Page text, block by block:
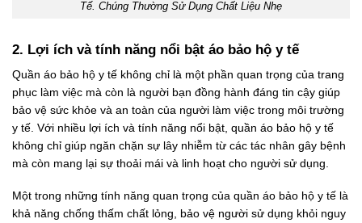
Tế. Chúng Thường Sử Dụng Chất Liệu Nhẹ
2. Lợi ích và tính năng nổi bật áo bảo hộ y tế
Quần áo bảo hộ y tế không chỉ là một phần quan trọng của trang
phục làm việc mà còn là người bạn đồng hành đáng tin cậy giúp
bảo vệ sức khỏe và an toàn của người làm việc trong môi trường
y tế. Với nhiều lợi ích và tính năng nổi bật, quần áo bảo hộ y tế
không chỉ giúp ngăn chặn sự lây nhiễm từ các tác nhân gây bệnh
mà còn mang lại sự thoải mái và linh hoạt cho người sử dụng.
Một trong những tính năng quan trọng của quần áo bảo hộ y tế là
khả năng chống thấm chất lỏng, bảo vệ người sử dụng khỏi nguy